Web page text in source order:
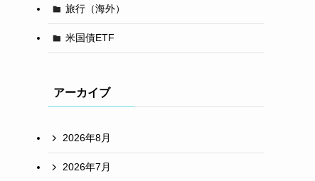
旅行（海外）
米国債ETF
アーカイブ
2026年8月
2026年7月